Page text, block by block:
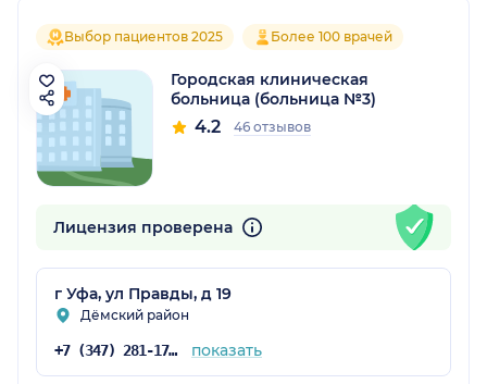
Выбор пациентов 2025 Более 100 врачей
Городская клиническая
больница (больница №3)
4.2 46 отзывов
Лицензия проверена
г Уфа, ул Правды, д 19
Дёмский район
+7 (347) 281-17-66 показать